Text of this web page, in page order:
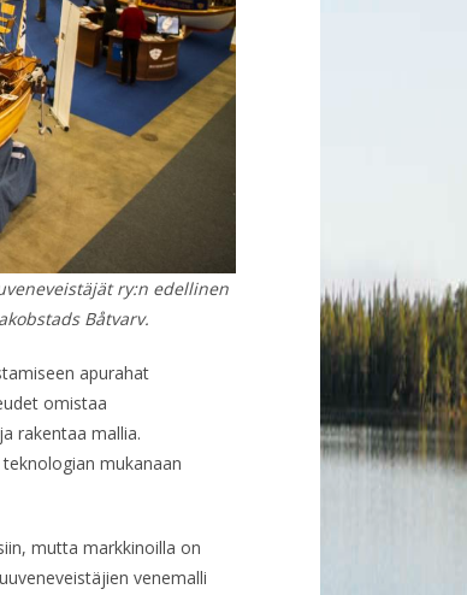
ry:n edellinen
Båtvarv.
apurahat
omistaa
rakentaa mallia.
mukanaan
mutta markkinoilla on
venemalli